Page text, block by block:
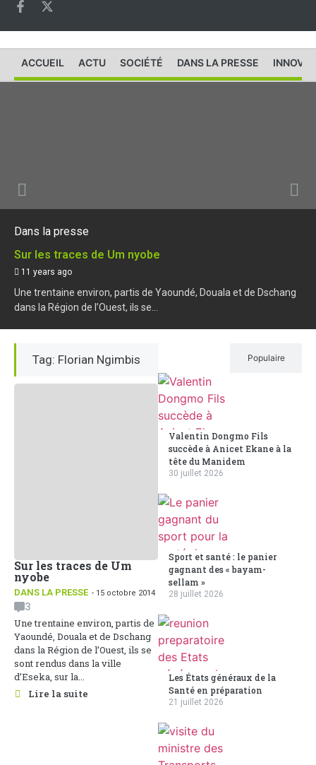
ACCUEIL ACTU SOCIÉTÉ DANS LA PRESSE
Dans la presse
Sur les traces de Um nyobe
11 years ago
Une trentaine environ, partis de Yaoundé, Douala et de Dschang
dans la Région de l’Ouest, ils se...
Tag: Florian Ngimbis
Sur les traces de Um
nyobe
DANS LA PRESSE - 15 octobre 2014
3
Une trentaine environ, partis de
Yaoundé, Douala et de Dschang
dans la Région de l’Ouest, ils se
sont rendus dans la ville
d’Eseka, sur la...
Lire la suite
Populaire
Valentin Dongmo Fils
succède à Anicet Ekane à la
tête du Manidem
30 juillet 2026
Sport et santé : le panier
gagnant des « bayam-
sellam »
28 juillet 2026
Les États généraux de la
Santé en préparation
21 juillet 2026